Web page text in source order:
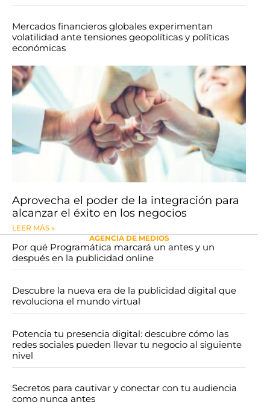
Mercados financieros globales experimentan
volatilidad ante tensiones geopolíticas y políticas
económicas
Aprovecha el poder de la integración para
alcanzar el éxito en los negocios
LEER MÁS »
AGENCIA DE MEDIOS
Por qué Programática marcará un antes y un
después en la publicidad online
Descubre la nueva era de la publicidad digital que
revoluciona el mundo virtual
Potencia tu presencia digital: descubre cómo las
redes sociales pueden llevar tu negocio al siguiente
nivel
Secretos para cautivar y conectar con tu audiencia
como nunca antes